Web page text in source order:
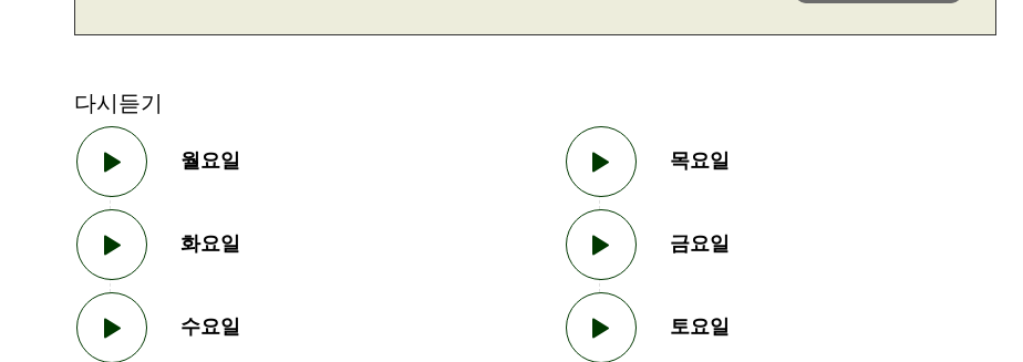
다시듣기
월요일
화요일
수요일
목요일
금요일
토요일